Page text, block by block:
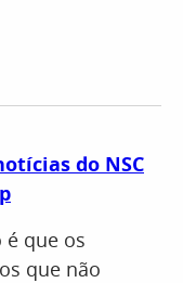
do NSC
que os
que não